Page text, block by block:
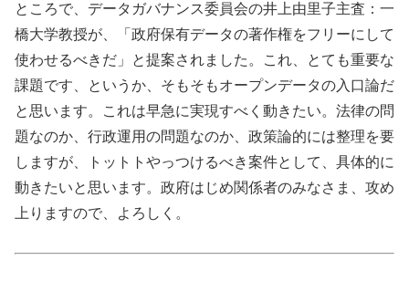
ところで、データガバナンス委員会の井上由里子主査：一
橋大学教授が、「政府保有データの著作権をフリーにして
使わせるべきだ」と提案されました。これ、とても重要な
課題です、というか、そもそもオープンデータの入口論だ
と思います。これは早急に実現すべく動きたい。法律の問
題なのか、行政運用の問題なのか、政策論的には整理を要
しますが、トットトやっつけるべき案件として、具体的に
動きたいと思います。政府はじめ関係者のみなさま、攻め
上りますので、よろしく。